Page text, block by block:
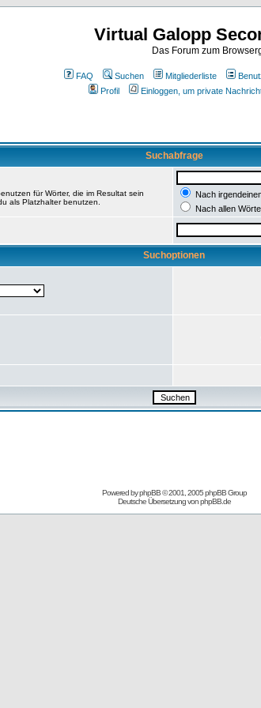
Virtual Galopp
Das Forum zum
FAQ Suchen Mitgliederliste
Profil
Einloggen, um private
Suchabfrage
für Wörter, die im Resultat sein
als Platzhalter benutzen.
Nach
Nach allen
Suchoptionen
Powered byphpBB© 2001, 2005 phpBB Group
Deutsche Übersetzung vonphpBB.de